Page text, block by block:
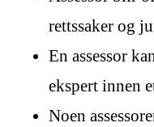
rettssaker og
En assessor
ekspert innen
Noen